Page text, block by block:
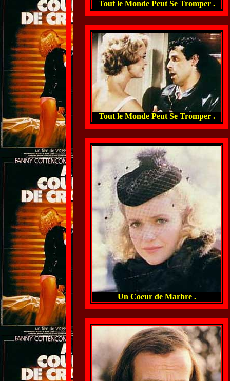
Tout le Monde Peut Se Tromper .
Tout le Monde Peut Se Tromper .
Un Coeur de Marbre .